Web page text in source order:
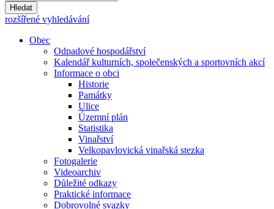
Hledat
rozšířené vyhledávání
Obec
Odpadové hospodářství
Kalendář kulturních, společenských a sportovních akcí
Informace o obci
Historie
Památky
Ulice
Územní plán
Statistika
Vinařství
Velkopavlovická vinařská stezka
Fotogalerie
Videoarchiv
Důležité odkazy
Praktické informace
Dobrovolné svazky